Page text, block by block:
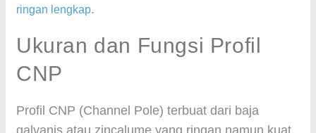
ringan lengkap.
Ukuran dan Fungsi Profil
CNP
Profil CNP (Channel Pole) terbuat dari baja
galvanis atau zincalume yang ringan namun kuat.